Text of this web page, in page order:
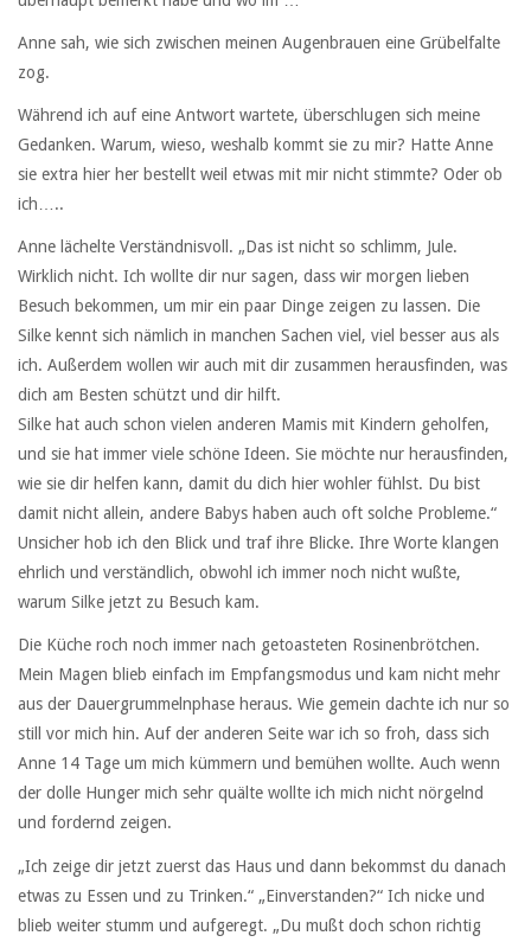
Anne sah, wie sich zwischen meinen Augenbrauen eine Grübelfalte
zog.
Während ich auf eine Antwort wartete, überschlugen sich meine
Gedanken. Warum, wieso, weshalb kommt sie zu mir? Hatte Anne
sie extra hier her bestellt weil etwas mit mir nicht stimmte? Oder ob
ich…..
Anne lächelte Verständnisvoll. „Das ist nicht so schlimm, Jule.
Wirklich nicht. Ich wollte dir nur sagen, dass wir morgen lieben
Besuch bekommen, um mir ein paar Dinge zeigen zu lassen. Die
Silke kennt sich nämlich in manchen Sachen viel, viel besser aus als
ich. Außerdem wollen wir auch mit dir zusammen herausfinden, was
dich am Besten schützt und dir hilft.
Silke hat auch schon vielen anderen Mamis mit Kindern geholfen,
und sie hat immer viele schöne Ideen. Sie möchte nur herausfinden,
wie sie dir helfen kann, damit du dich hier wohler fühlst. Du bist
damit nicht allein, andere Babys haben auch oft solche Probleme.“
Unsicher hob ich den Blick und traf ihre Blicke. Ihre Worte klangen
ehrlich und verständlich, obwohl ich immer noch nicht wußte,
warum Silke jetzt zu Besuch kam.
Die Küche roch noch immer nach getoasteten Rosinenbrötchen.
Mein Magen blieb einfach im Empfangsmodus und kam nicht mehr
aus der Dauergrummelnphase heraus. Wie gemein dachte ich nur so
still vor mich hin. Auf der anderen Seite war ich so froh, dass sich
Anne 14 Tage um mich kümmern und bemühen wollte. Auch wenn
der dolle Hunger mich sehr quälte wollte ich mich nicht nörgelnd
und fordernd zeigen.
„Ich zeige dir jetzt zuerst das Haus und dann bekommst du danach
etwas zu Essen und zu Trinken.“ „Einverstanden?“ Ich nicke und
blieb weiter stumm und aufgeregt. „Du mußt doch schon richtig